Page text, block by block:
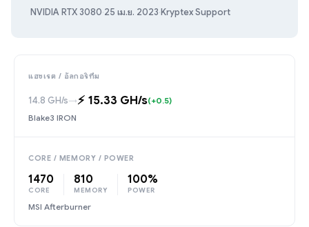
NVIDIA RTX 3080·25 เม.ย. 2023·Kryptex Support
แฮชเรต / อัลกอริทึม
14.8 GH/s→⚡️ 15.33 GH/s(+0.5)
Blake3 IRON
CORE / MEMORY / POWER
1470
CORE
810
MEMORY
100%
POWER
MSI Afterburner